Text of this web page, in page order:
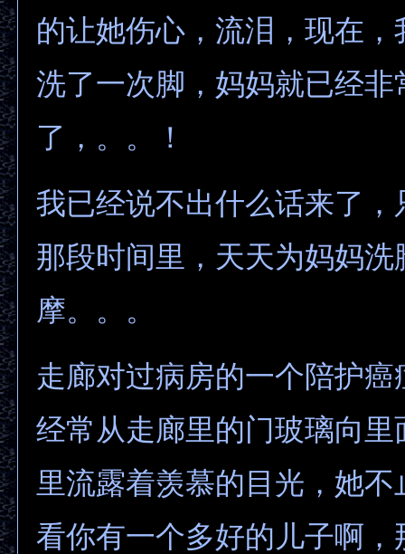
的让她伤心，流泪，现在，
洗了一次脚，妈妈就已经非
了，。。！
我已经说不出什么话来了，
那段时间里，天天为妈妈洗
摩。。。
走廊对过病房的一个陪护癌
经常从走廊里的门玻璃向里
里流露着羡慕的目光，她
看你有一个多好的儿子啊，